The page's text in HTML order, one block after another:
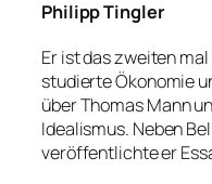
Philipp Tingler
Er ist das zweiten
studierte Ökonomie
über Thomas Mann
Idealismus. Neben
veröffentlichte er